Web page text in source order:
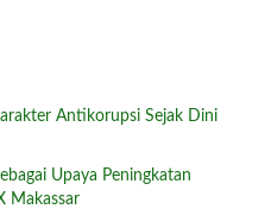
Antikorupsi Sejak Dini
Upaya Peningkatan
Makassar